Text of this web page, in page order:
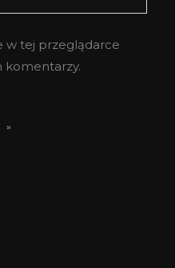
w tej przeglądarce
komentarzy.